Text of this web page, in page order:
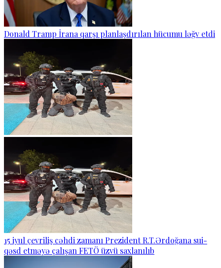
Donald Tramp İrana qarşı planlaşdırılan hücumu ləğv etdi
15 iyul çevriliş cəhdi zamanı Prezident R.T.Ərdoğana sui-
qəsd etməyə çalışan FETÖ üzvü saxlanılıb